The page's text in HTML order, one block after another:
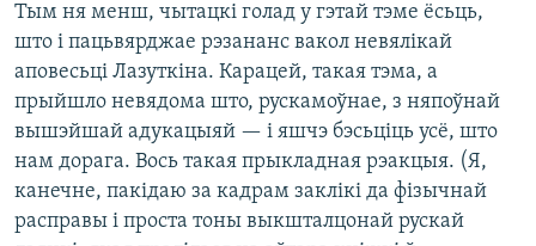
Тым ня менш, чытацкі голад у гэтай тэме ёсьць,
што і пацьвярджае рэзананс вакол невялікай
аповесьці Лазуткіна. Карацей, такая тэма, а
прыйшло невядома што, рускамоўнае, з няпоўнай
вышэйшай адукацыяй — і яшчэ бэсьціць усё, што
нам дорага. Вось такая прыкладная рэакцыя. (Я,
канечне, пакідаю за кадрам заклікі да фізычнай
расправы і проста тоны выкшталцонай рускай